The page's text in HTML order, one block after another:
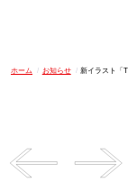
ホーム / お知らせ / 新イラスト「